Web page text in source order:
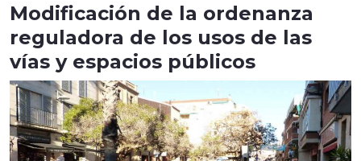
Modificación de la ordenanza
reguladora de los usos de las
vías y espacios públicos